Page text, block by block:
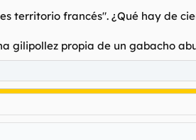
territorio francés". ¿Qué hay de
gilipollez propia de un gabacho